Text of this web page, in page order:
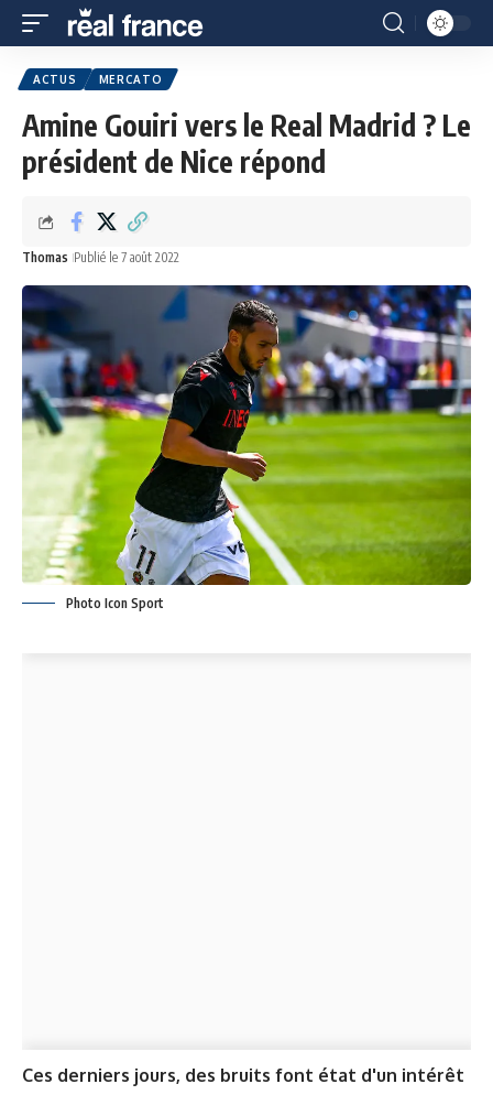
ACTUS MERCATO
Amine Gouiri vers le Real Madrid ? Le
président de Nice répond
Thomas Publié le 7 août 2022
Photo Icon Sport
Ces derniers jours, des bruits font état d'un intérêt